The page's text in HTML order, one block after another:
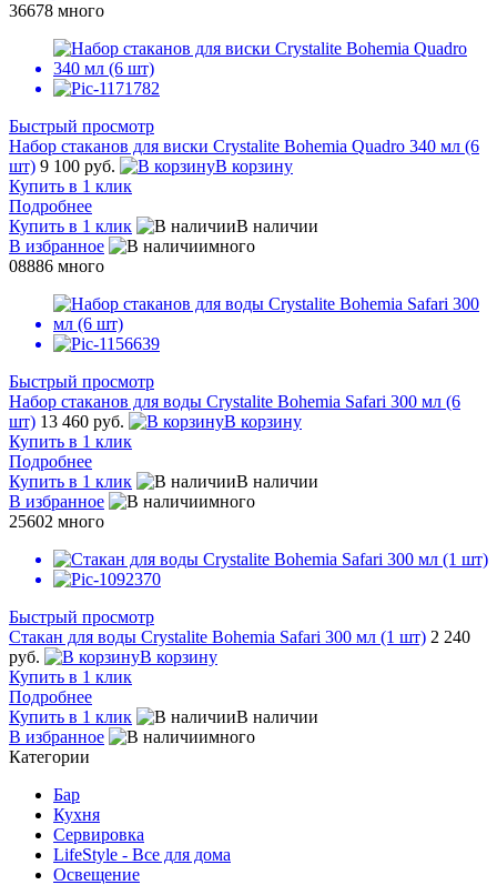
36678 много
Быстрый просмотр
Набор стаканов для виски Crystalite Bohemia Quadro 340 мл (6
шт) 9 100 руб.
В корзину
Купить в 1 клик
Подробнее
Купить в 1 клик
В наличии
В избранное
много
08886 много
Быстрый просмотр
Набор стаканов для воды Crystalite Bohemia Safari 300 мл (6
шт) 13 460 руб.
В корзину
Купить в 1 клик
Подробнее
Купить в 1 клик
В наличии
В избранное
много
25602 много
Быстрый просмотр
Стакан для воды Crystalite Bohemia Safari 300 мл (1 шт) 2 240
руб.
В корзину
Купить в 1 клик
Подробнее
Купить в 1 клик
В наличии
В избранное
много
Категории
Бар
Кухня
Сервировка
LifeStyle - Все для дома
Освещение